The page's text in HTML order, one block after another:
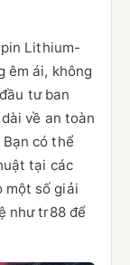
Lithium-
êm ái, không
tư ban
về an toàn
có thể
tại các
một số giải
như tr88 để